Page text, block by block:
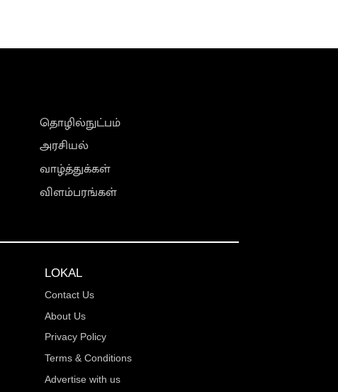
தொழில்நுட்பம்
அரசியல்
வாழ்த்துக்கள்
விளம்பரங்கள்
LOKAL
Contact Us
About Us
Privacy Policy
Terms & Conditions
Advertise with us